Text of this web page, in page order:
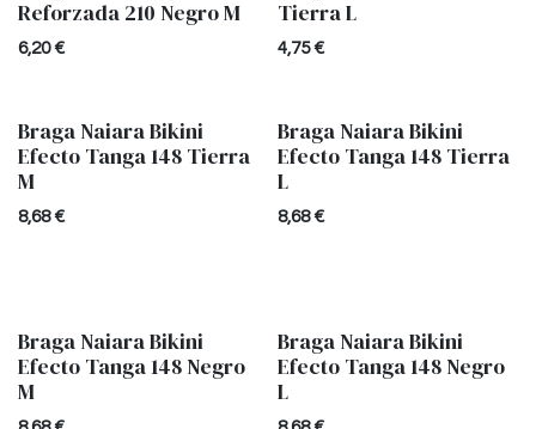
Reforzada 210 Negro M
6,20€
Tierra L
4,75€
Braga Naiara Bikini
Efecto Tanga 148 Tierra
M
8,68€
Braga Naiara Bikini
Efecto Tanga 148 Tierra
L
8,68€
Braga Naiara Bikini
Efecto Tanga 148 Negro
M
Braga Naiara Bikini
Efecto Tanga 148 Negro
L